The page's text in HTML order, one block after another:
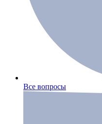
Все вопросы